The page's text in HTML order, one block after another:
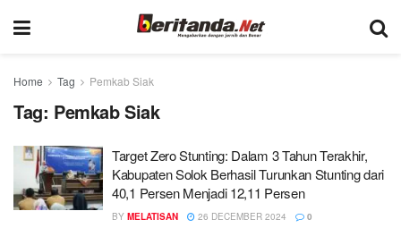
Home Tag Pemkab Siak
Tag: Pemkab Siak
Target Zero Stunting: Dalam 3 Tahun Terakhir,
Kabupaten Solok Berhasil Turunkan Stunting dari
40,1 Persen Menjadi 12,11 Persen
BY MELATISAN 26 DECEMBER 2024 0